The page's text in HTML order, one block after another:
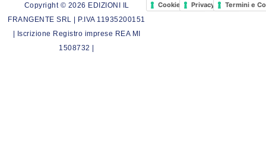
Copyright © 2026 EDIZIONI IL
FRANGENTE SRL | P.IVA 11935200151
| Iscrizione Registro imprese REA MI
1508732 |
Cookie PolicyPrivacy PolicyTermini e